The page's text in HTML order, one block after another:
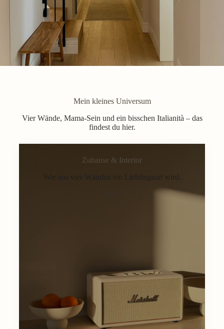
Mein kleines Universum
Vier Wände, Mama-Sein und ein bisschen Italianità – das
findest du hier.
Zuhause & Interior
Wie aus vier Wänden ein Lieblingsort wird.